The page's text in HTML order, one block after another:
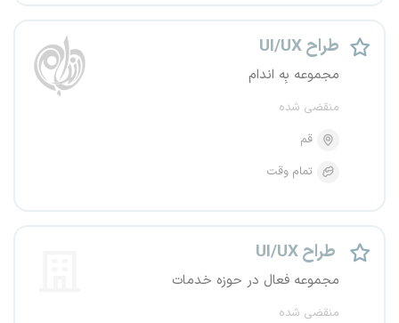
طراح UI/UX
مجموعه بِه اندام
منقضی شده
قم
تمام وقت
طراح UI/UX
مجموعه فعال در حوزه خدمات
منقضی شده